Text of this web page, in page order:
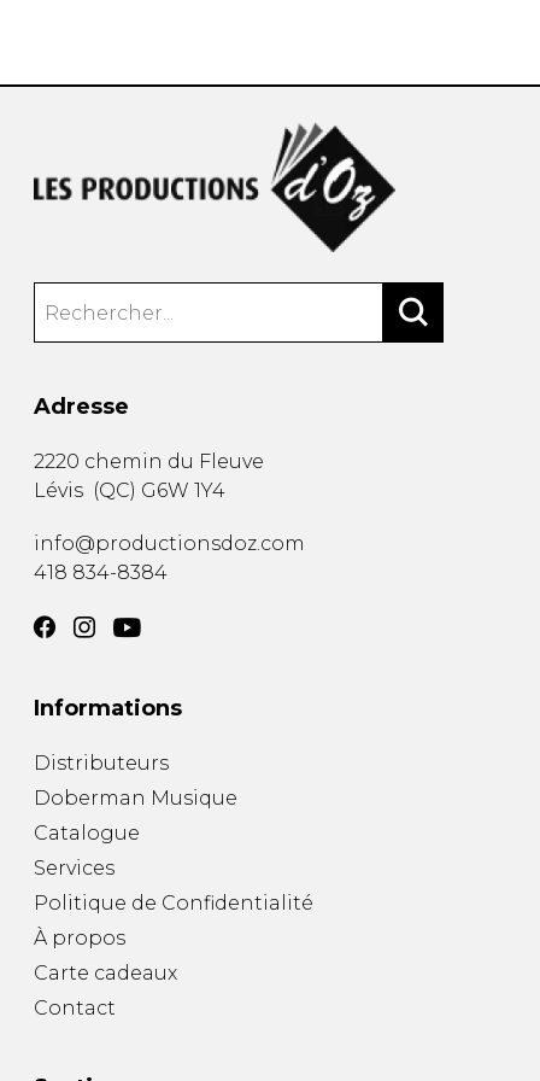
Adresse
2220 chemin du Fleuve
Lévis (QC) G6W 1Y4
info@productionsdoz.com
418 834-8384
Informations
Distributeurs
Doberman Musique
Catalogue
Services
Politique de Confidentialité
À propos
Carte cadeaux
Contact